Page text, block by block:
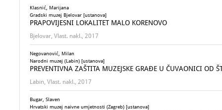
Klasnić, Marijana
Gradski muzej Bjelovar [ustanova]
PRAPOVIJESNI LOKALITET MALO KORENOVO
Bjelovar, Vlast. nakl., 2017
Negovanović, Milan
Narodni muzej (Labin) [ustanova]
PREVENTIVNA ZAŠTITA MUZEJSKE GRAĐE U ČUVAONICI OD
Labin, Vlast. nakl., 2017
Bugar, Slaven
Hrvatski muzej naivne umjetnosti (Zagreb) [ustanova]